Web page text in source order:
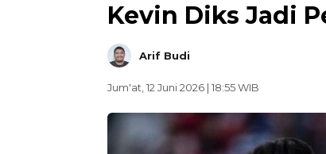
Kevin Diks Jadi
Arif Budi
Jum'at, 12 Juni 2026 | 18:55 WIB